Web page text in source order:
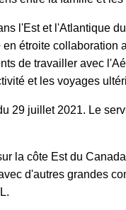
l'Est et l'Atlantique
étroite collaboration
de travailler avec
et les voyages
29 juillet 2021. Le
la côte Est du
d'autres grandes